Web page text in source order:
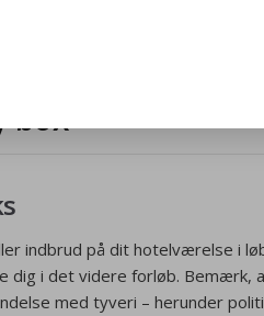
box
indbrud på dit hotelværelse i
dig i det videre forløb. Bemærk,
med tyveri – herunder